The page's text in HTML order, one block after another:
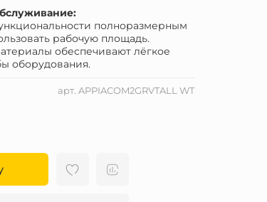
арт. APPIACOM2GRVTALL WT
полноразмерным
рабочую площадь.
обеспечивают лёгкое
оборудования.